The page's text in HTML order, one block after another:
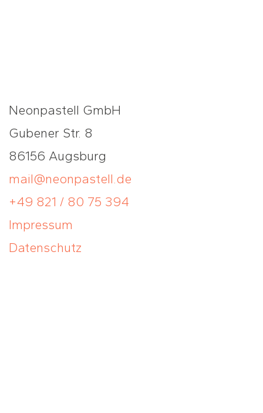
Neonpastell GmbH
Gubener Str. 8
86156 Augsburg
mail@neonpastell.de
+49 821 / 80 75 394
Impressum
Datenschutz